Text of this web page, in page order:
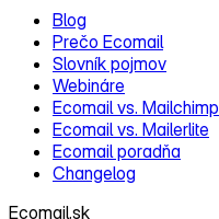
Blog
Prečo Ecomail
Slovník pojmov
Webináre
Ecomail vs. Mailchimp
Ecomail vs. Mailerlite
Ecomail poradňa
Changelog
Ecomail.sk